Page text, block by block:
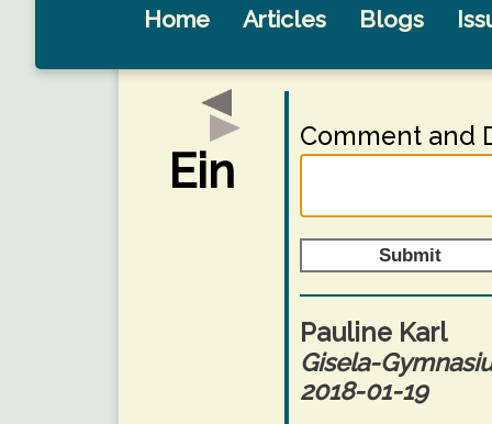
Home Articles Blogs
Comment and
Submit
Pauline Karl
Gisela-
2018-01-19
Ein